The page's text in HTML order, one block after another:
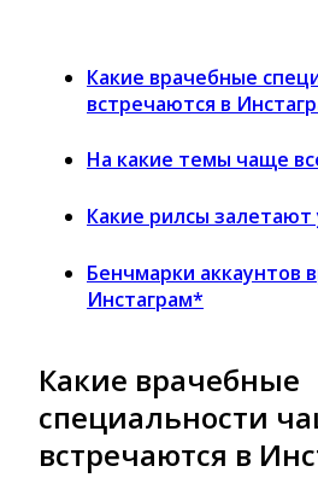
Какие врачебные
встречаются в
На какие темы чаще
Какие рилсы залетают
Бенчмарки аккаунтов
Инстаграм*
Какие врачебные
специальности
встречаются в